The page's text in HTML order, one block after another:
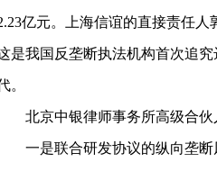
亿元。上海信谊的直接责任人
是我国反垄断执法机构首次追
。
北京中银律师事务所高级合
一是联合研发协议的纵向垄